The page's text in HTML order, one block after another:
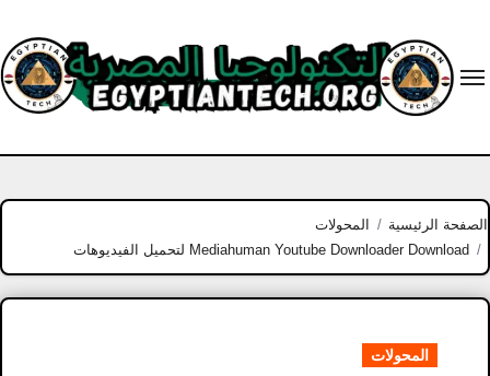
content
الصفحة الرئيسية
المحولات
Mediahuman Youtube Downloader Download لتحميل الفيديوهات
المحولات